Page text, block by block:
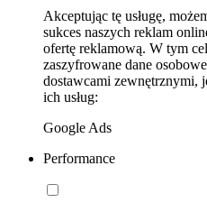
Akceptując tę usługę,
sukces naszych reklam
ofertę reklamową. W tym
zaszyfrowane dane
dostawcami zewnętrznymi,
ich usług:
Google Ads
Performance